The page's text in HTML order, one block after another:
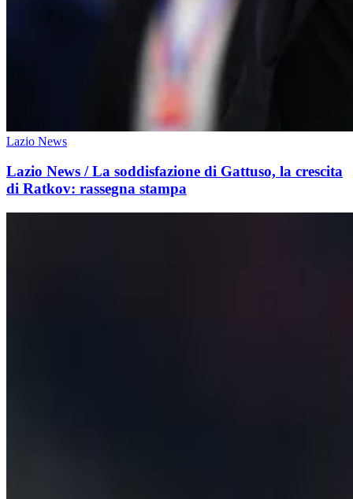
Lazio News
Lazio News / La soddisfazione di Gattuso, la crescita
di Ratkov: rassegna stampa